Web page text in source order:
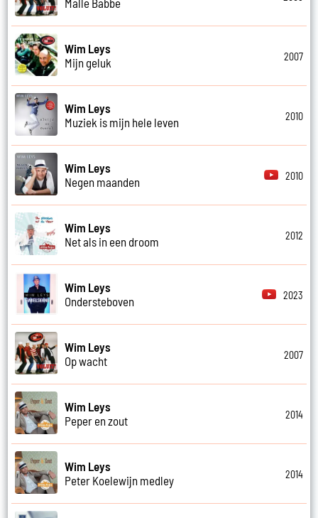
Malle Babbe
Wim Leys
Mijn geluk
2007
Wim Leys
Muziek is mijn hele leven
2010
Wim Leys
Negen maanden
2010
Wim Leys
Net als in een droom
2012
Wim Leys
Ondersteboven
2023
Wim Leys
Op wacht
2007
Wim Leys
Peper en zout
2014
Wim Leys
Peter Koelewijn medley
2014